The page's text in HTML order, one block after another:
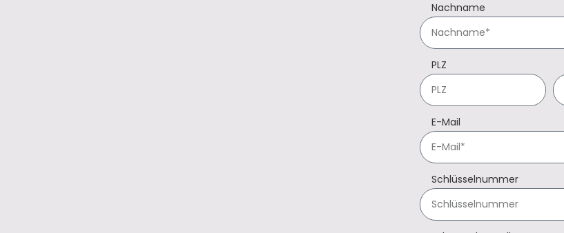
Nachname
PLZ
E-Mail
Schlüsselnummer